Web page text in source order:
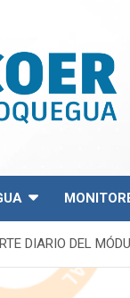
DIARIO DEL